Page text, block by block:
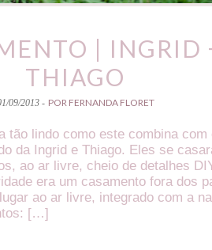
| INGRID
THIAGO
09/2013 - POR FERNANDA FLORET
tão lindo como este combina com
da Ingrid e Thiago. Eles se
ao ar livre, cheio de detalhes
era um casamento fora dos
ao ar livre, integrado com a
[…]